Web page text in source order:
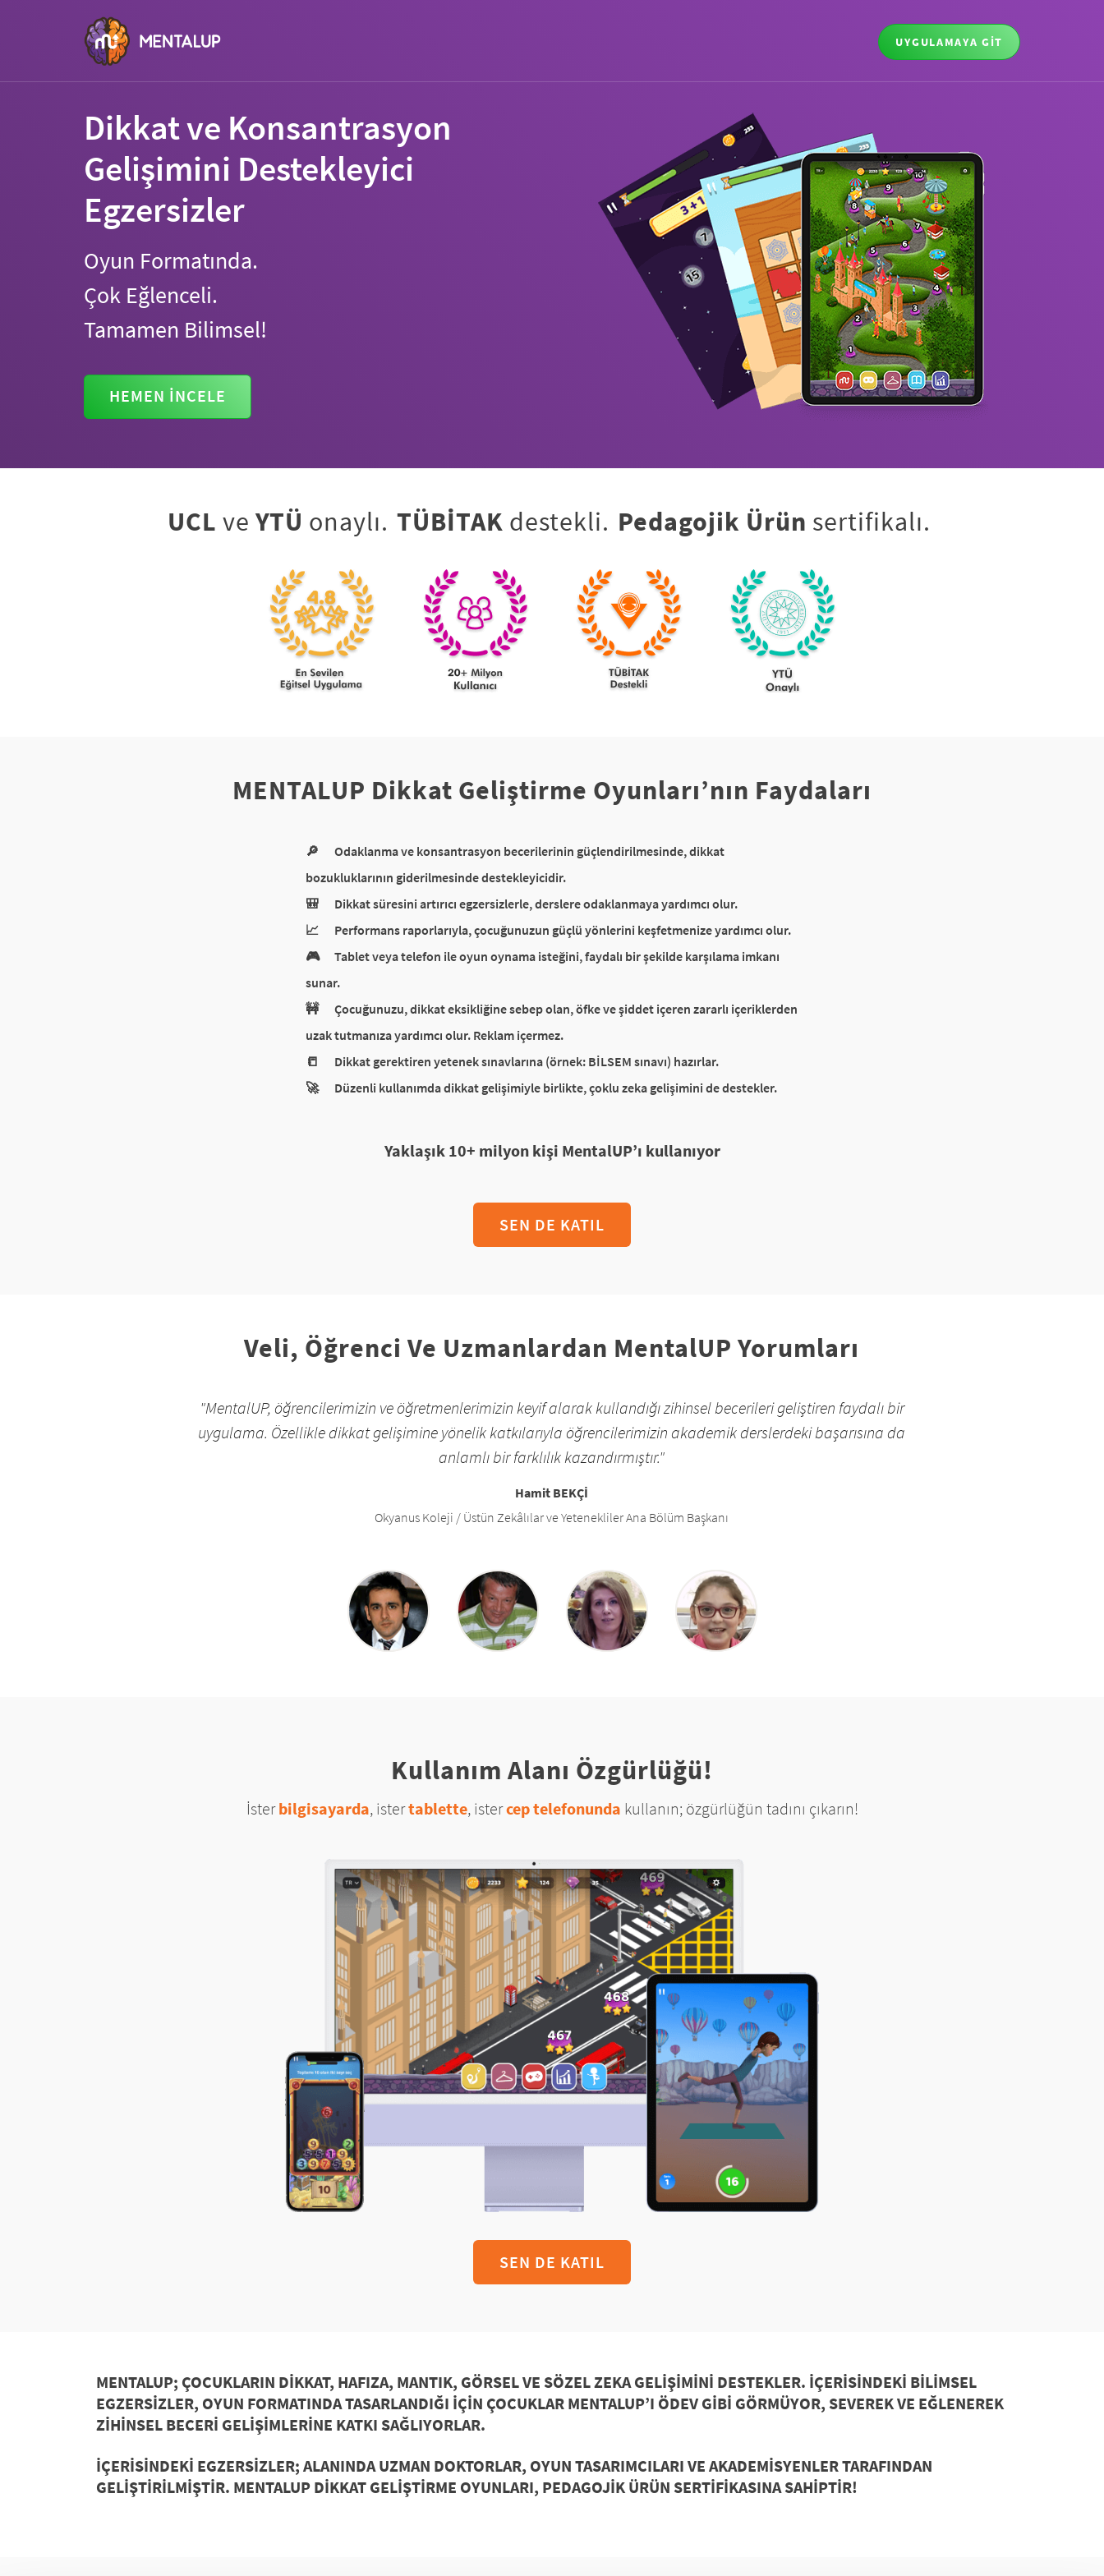
UYGULAMAYA GİT
Dikkat ve Konsantrasyon
Gelişimini Destekleyici
Egzersizler
Oyun Formatında.
Çok Eğlenceli.
Tamamen Bilimsel!
HEMEN İNCELE
UCL ve YTÜ onaylı. TÜBİTAK destekli. Pedagojik Ürün sertifikalı.
MENTALUP Dikkat Geliştirme Oyunları’nın Faydaları
🔎
Odaklanma ve konsantrasyon becerilerinin güçlendirilmesinde, dikkat
bozukluklarının giderilmesinde destekleyicidir.
🎒
Dikkat süresini artırıcı egzersizlerle, derslere odaklanmaya yardımcı olur.
📈
Performans raporlarıyla, çocuğunuzun güçlü yönlerini keşfetmenize yardımcı olur.
🎮
Tablet veya telefon ile oyun oynama isteğini, faydalı bir şekilde karşılama imkanı
sunar.
🚧
Çocuğunuzu, dikkat eksikliğine sebep olan, öfke ve şiddet içeren zararlı içeriklerden
uzak tutmanıza yardımcı olur. Reklam içermez.
📒
Dikkat gerektiren yetenek sınavlarına (örnek: BİLSEM sınavı) hazırlar.
🚀
Düzenli kullanımda dikkat gelişimiyle birlikte, çoklu zeka gelişimini de destekler.
Yaklaşık 10+ milyon kişi MentalUP’ı kullanıyor
SEN DE KATIL
Veli, Öğrenci Ve Uzmanlardan MentalUP Yorumları
"MentalUP, öğrencilerimizin ve öğretmenlerimizin keyif alarak kullandığı zihinsel becerileri geliştiren faydalı bir
uygulama. Özellikle dikkat gelişimine yönelik katkılarıyla öğrencilerimizin akademik derslerdeki başarısına da
anlamlı bir farklılık kazandırmıştır."
Hamit BEKÇİ
Okyanus Koleji / Üstün Zekâlılar ve Yetenekliler Ana Bölüm Başkanı
Kullanım Alanı Özgürlüğü!
İsterbilgisayarda, istertablette, istercep telefonunda kullanın; özgürlüğün tadını çıkarın!
SEN DE KATIL
MENTALUP; ÇOCUKLARIN DIKKAT, HAFIZA, MANTIK, GÖRSEL VE SÖZEL ZEKA GELIŞIMINI DESTEKLER. İÇERISINDEKI BILIMSEL
EGZERSIZLER, OYUN FORMATINDATASARLANDIĞI IÇIN ÇOCUKLAR MENTALUP’I ÖDEV GIBI GÖRMÜYOR, SEVEREK VE EĞLENEREK
ZIHINSEL BECERI GELIŞIMLERINE KATKI SAĞLIYORLAR.
İÇERISINDEKI EGZERSIZLER; ALANINDA UZMAN DOKTORLAR, OYUN TASARIMCILARI VE AKADEMISYENLER TARAFINDAN
GELIŞTIRILMIŞTIR. MENTALUP DIKKAT GELIŞTIRME OYUNLARI, PEDAGOJIK ÜRÜN SERTIFIKASINA SAHIPTIR!